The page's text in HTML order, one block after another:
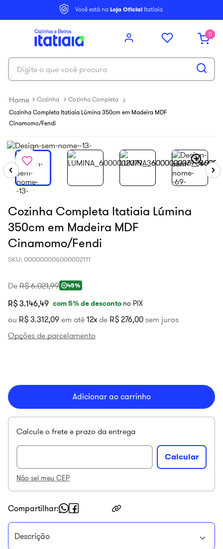
Você está na Loja OficialItatiaia
0
Digite o que você procura
Cozinha
Cozinha Completa
Cozinha Completa Itatiaia Lúmina 350cm em Madeira MDF
Cinamomo/Fendi
Cozinha Completa Itatiaia Lúmina
350cm em Madeira MDF
Cinamomo/Fendi
SKU: 000000006000002111
De R$ 6.021,99 45%
R$ 3.146,49 com5% de desconto no PIX
ou R$ 3.312,09 em até 12 de R$ 276,00 sem juros
Opções de parcelamento
Adicionar ao carrinho
Não sei meu CEP
Compartilhar
Descrição
balcão itatiaia
armário cozinha
9º
renova
new premium